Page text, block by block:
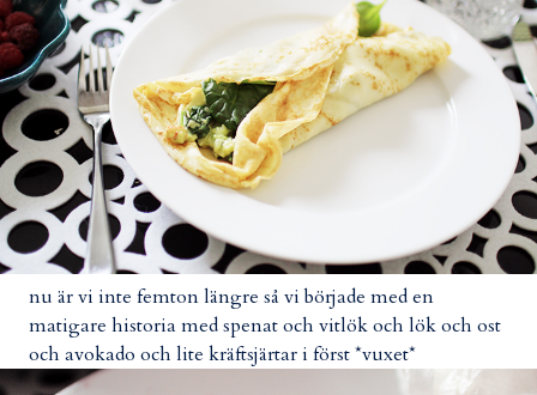
nu är vi inte femton längre så vi började med en
matigare historia med spenat och vitlök och lök och ost
och avokado och lite kräftsjärtar i först *vuxet*